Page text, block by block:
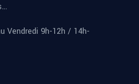
Vendredi 9h-12h / 14h-